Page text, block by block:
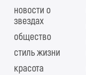
новости о
звездах
общество
стиль жизни
красота